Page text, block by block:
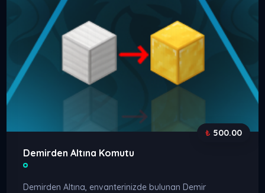
₺ 500.00
Demirden Altına Komutu
Demirden Altına, envanterinizde bulunan Demir